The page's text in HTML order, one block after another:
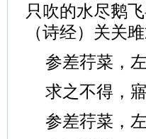
只吹的水尽鹅
（诗经）关关
参差荇菜，
求之不得，
参差荇菜，